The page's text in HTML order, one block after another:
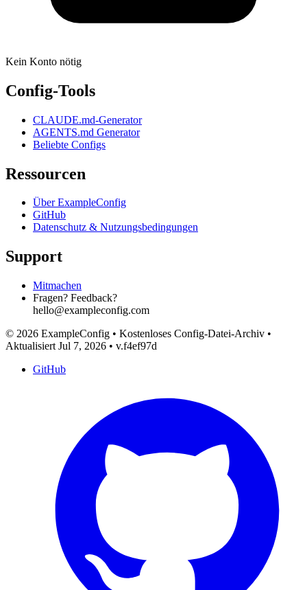
Kein Konto nötig
Config-Tools
CLAUDE.md-Generator
AGENTS.md Generator
Beliebte Configs
Ressourcen
Über ExampleConfig
GitHub
Datenschutz & Nutzungsbedingungen
Support
Mitmachen
Fragen? Feedback?
hello@exampleconfig.com
© 2026 ExampleConfig • Kostenloses Config-Datei-Archiv •
Aktualisiert Jul 7, 2026 • v.f4ef97d
GitHub